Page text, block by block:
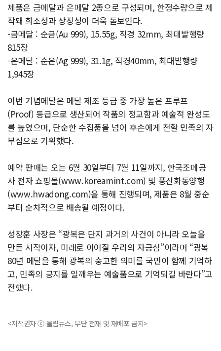
제품은 금메달과 은메달 2종으로 구성되며, 한정수량으로 제
작돼 희소성과 상징성이 더욱 돋보인다.
-금메달 : 순금(Au 999), 15.55g, 직경 32mm, 최대발행량
815장
-은메달 : 순은(Ag 999), 31.1g, 직경40mm, 최대발행량
1,945장
이번 기념메달은 메달 제조 등급 중 가장 높은 프루프
(Proof) 등급으로 생산되어 작품의 정교함과 예술적 완성도
를 높였으며, 단순한 수집품을 넘어 후손에게 전할 민족의 자
부심으로 기획했다.
예약 판매는 오는 6월 30일부터 7월 11일까지, 한국조폐공
사 전자 쇼핑몰(www.koreamint.com) 및 풍산화동양행
(www.hwadong.com)을 통해 진행되며, 제품은 8월 중순
부터 순차적으로 배송될 예정이다.
성창훈 사장은 “광복은 단지 과거의 사건이 아니라 오늘을
만든 시작이자, 미래로 이어질 우리의 자긍심”이라며 “광복
80년 메달을 통해 광복의 숭고한 의미를 국민이 함께 기억하
고, 민족의 긍지를 일깨우는 예술품으로 기억되길 바란다”고
전했다.
<저작권자 ⓒ 울림뉴스, 무단 전재 및 재배포 금지>